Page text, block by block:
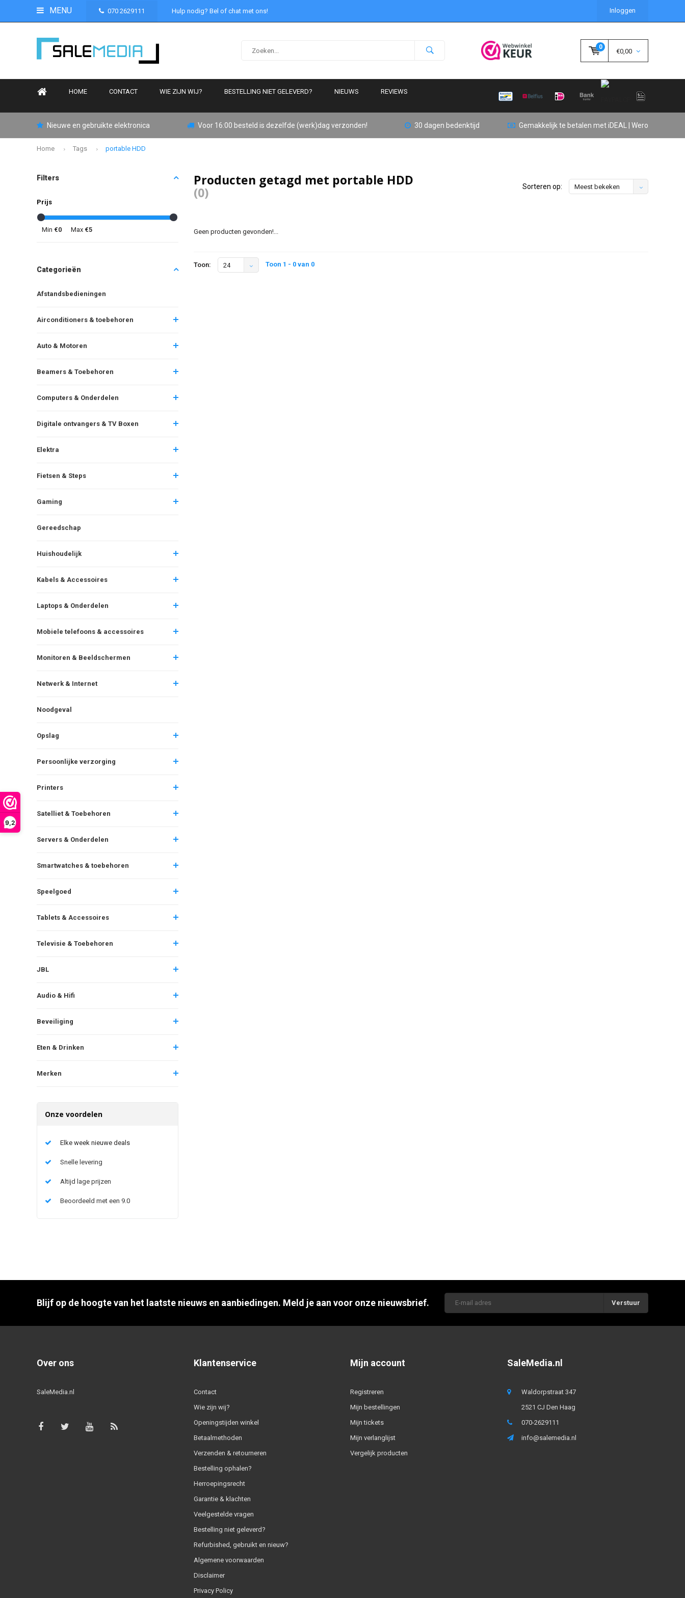
9,2
MENU 070 2629111 Hulp nodig? Bel of chat met ons! Inloggen
0
€0,00
HOME CONTACT WIE ZIJN WIJ? BESTELLING NIET GELEVERD? NIEUWS REVIEWS
Nieuwe en gebruikte elektronica Voor 16:00 besteld is dezelfde (werk)dag verzonden! 30 dagen bedenktijd Gemakkelijk te betalen met iDEAL | Wero
Home Tags portable HDD
Filters
Prijs
Min €0 Max €5
Categorieën
Afstandsbedieningen
Airconditioners & toebehoren
Auto & Motoren
Beamers & Toebehoren
Computers & Onderdelen
Digitale ontvangers & TV Boxen
Elektra
Fietsen & Steps
Gaming
Gereedschap
Huishoudelijk
Kabels & Accessoires
Laptops & Onderdelen
Mobiele telefoons & accessoires
Monitoren & Beeldschermen
Netwerk & Internet
Noodgeval
Opslag
Persoonlijke verzorging
Printers
Satelliet & Toebehoren
Servers & Onderdelen
Smartwatches & toebehoren
Speelgoed
Tablets & Accessoires
Televisie & Toebehoren
JBL
Audio & Hifi
Beveiliging
Eten & Drinken
Merken
Onze voordelen
Elke week nieuwe deals
Snelle levering
Altijd lage prijzen
Beoordeeld met een 9.0
Producten getagd met portable HDD
(0) Sorteren op: Meest bekeken
Geen producten gevonden!...
Toon: 24 Toon 1 - 0 van 0
Blijf op de hoogte van het laatste nieuws en aanbiedingen. Meld je aan voor onze nieuwsbrief. Verstuur
Over ons
SaleMedia.nl
Klantenservice
Contact
Wie zijn wij?
Openingstijden winkel
Betaalmethoden
Verzenden & retourneren
Bestelling ophalen?
Herroepingsrecht
Garantie & klachten
Veelgestelde vragen
Bestelling niet geleverd?
Refurbished, gebruikt en nieuw?
Algemene voorwaarden
Disclaimer
Privacy Policy
Mijn account
Registreren
Mijn bestellingen
Mijn tickets
Mijn verlanglijst
Vergelijk producten
SaleMedia.nl
Waldorpstraat 347
2521 CJ Den Haag
070-2629111
info@salemedia.nl